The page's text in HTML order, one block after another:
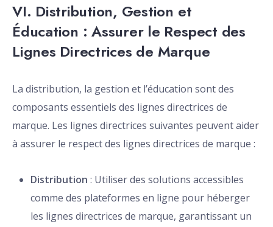
VI. Distribution, Gestion et
Éducation : Assurer le Respect des
Lignes Directrices de Marque
La distribution, la gestion et l’éducation sont des
composants essentiels des lignes directrices de
marque. Les lignes directrices suivantes peuvent aider
à assurer le respect des lignes directrices de marque :
Distribution : Utiliser des solutions accessibles
comme des plateformes en ligne pour héberger
les lignes directrices de marque, garantissant un